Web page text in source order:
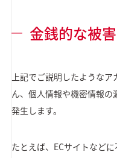
金銭的な被害
上記でご説明したような
ん、個人情報や機密情報
発生します。
たとえば、ECサイトなど